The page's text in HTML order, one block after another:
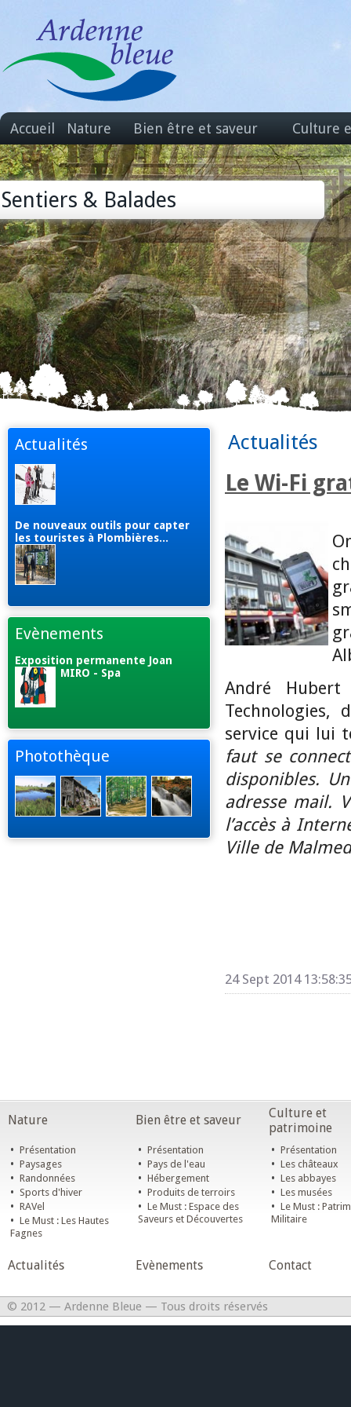
Accueil Nature Bien être et saveur Culture
Sentiers & Balades
Actualités
De nouveaux outils pour capter
les touristes à Plombières...
Evènements
Exposition permanente Joan
MIRO - Spa
Photothèque
Actualités
Le Wi-Fi
André
service qui lui
faut se
disponibles.
adresse mail.
l’accès à
Ville de
24 Sept 2014
Nature Bien être et saveur
Culture et
patrimoine
• Présentation
• Paysages
• Randonnées
• Sports d'hiver
• RAVel
• Le Must : Les Hautes
Fagnes
• Présentation
• Pays de l'eau
• Hébergement
• Produits de terroirs
• Le Must : Espace des
Saveurs et Découvertes
• Présentation
• Les châteaux
• Les abbayes
• Les musées
• Le Must :
Militaire
Actualités Evènements Contact
© 2012 — Ardenne Bleue — Tous droits réservés